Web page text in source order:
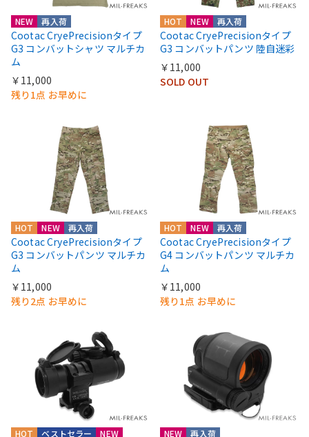
NEW 再入荷
Cootac CryePrecisionタイプ
G3 コンバットシャツ マルチカ
ム
￥11,000
残り1点 お早めに
HOT NEW 再入荷
Cootac CryePrecisionタイプ
G3 コンバットパンツ 陸自迷彩
￥11,000
SOLD OUT
HOT NEW 再入荷
Cootac CryePrecisionタイプ
G3 コンバットパンツ マルチカ
ム
￥11,000
残り2点 お早めに
HOT NEW 再入荷
Cootac CryePrecisionタイプ
G4 コンバットパンツ マルチカ
ム
￥11,000
残り1点 お早めに
HOT NEW
ベストセラー NEW 再入荷